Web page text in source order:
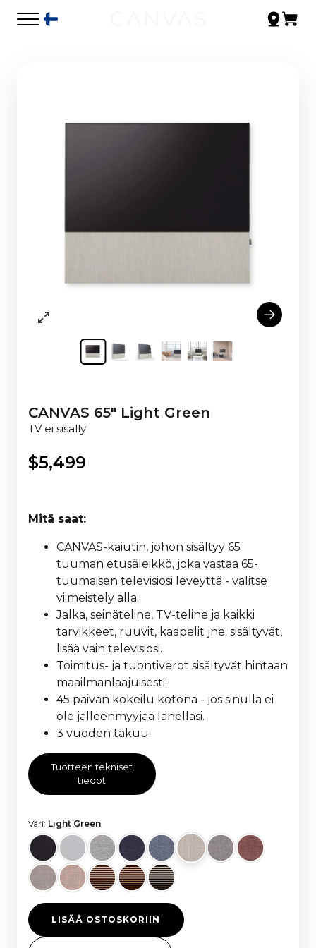
CANVAS 65" Light Green
TV ei sisälly
$5,499
Mitä saat:
CANVAS-kaiutin, johon sisältyy 65
tuuman etusäleikkö, joka vastaa 65-
tuumaisen televisiosi leveyttä - valitse
viimeistely alla.
Jalka, seinäteline, TV-teline ja kaikki
tarvikkeet, ruuvit, kaapelit jne. sisältyvät,
lisää vain televisiosi.
Toimitus- ja tuontiverot sisältyvät hintaan
maailmanlaajuisesti.
45 päivän kokeilu kotona - jos sinulla ei
ole jälleenmyyjää lähelläsi.
3 vuoden takuu.
Tuotteen tekniset
tiedot
Väri: Light Green
LISÄÄ OSTOSKORIIN